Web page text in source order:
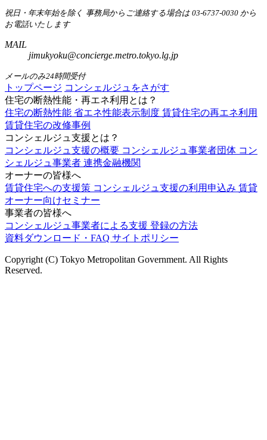
祝日・年末年始を除く 事務局からご連絡する場合は 03-6737-0030 から
お電話いたします
MAIL
jimukyoku@concierge.metro.tokyo.lg.jp
メールのみ24時間受付
トップページ コンシェルジュをさがす
住宅の断熱性能・再エネ利用とは？
住宅の断熱性能 省エネ性能表示制度 賃貸住宅の再エネ利用
賃貸住宅の改修事例
コンシェルジュ支援とは？
コンシェルジュ支援の概要 コンシェルジュ事業者団体 コン
シェルジュ事業者 連携金融機関
オーナーの皆様へ
賃貸住宅への支援策 コンシェルジュ支援の利用申込み 賃貸
オーナー向けセミナー
事業者の皆様へ
コンシェルジュ事業者による支援 登録の方法
資料ダウンロード・FAQ サイトポリシー
Copyright (C) Tokyo Metropolitan Government. All Rights
Reserved.